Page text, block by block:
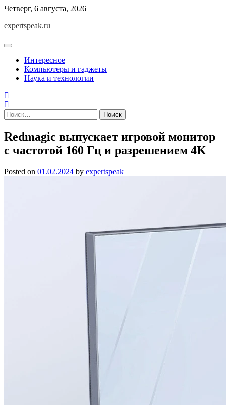
Skip
content
Четверг, 6 августа, 2026
expertspeak.ru
Интересное
Компьютеры и гаджеты
Наука и технологии
Найти:
Redmagic выпускает игровой монитор
с частотой 160 Гц и разрешением 4K
Posted on 01.02.2024 by expertspeak